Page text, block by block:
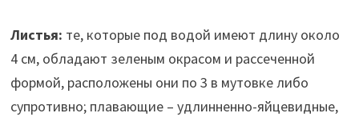
Листья: те, которые под водой имеют длину около
4 см, обладают зеленым окрасом и рассеченной
формой, расположены они по 3 в мутовке либо
супротивно; плавающие – удлинненно-яйцевидные,